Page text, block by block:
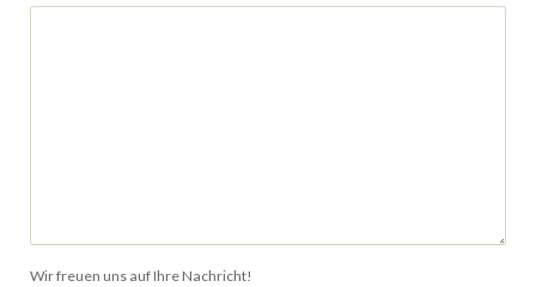
Wir freuen uns auf Ihre Nachricht!